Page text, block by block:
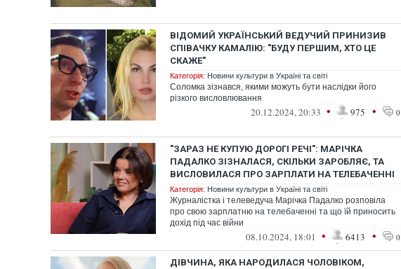
ВІДОМИЙ УКРАЇНСЬКИЙ ВЕДУЧИЙ ПРИНИЗИВ
СПІВАЧКУ КАМАЛІЮ: "БУДУ ПЕРШИМ, ХТО ЦЕ
СКАЖЕ"
Категорія: Новини культури в Україні та світі
Соломка зізнався, якими можуть бути наслідки його
різкого висловлювання
20.12.2024, 20:33 • 975 • 0
"ЗАРАЗ НЕ КУПУЮ ДОРОГІ РЕЧІ": МАРІЧКА
ПАДАЛКО ЗІЗНАЛАСЯ, СКІЛЬКИ ЗАРОБЛЯЄ, ТА
ВИСЛОВИЛАСЯ ПРО ЗАРПЛАТИ НА ТЕЛЕБАЧЕННІ
Категорія: Новини культури в Україні та світі
Журналістка і телеведуча Марічка Падалко розповіла
про свою зарплатню на телебаченні та що їй приносить
дохід під час війни
08.10.2024, 18:01 • 6413 • 0
ДІВЧИНА, ЯКА НАРОДИЛАСЯ ЧОЛОВІКОМ,